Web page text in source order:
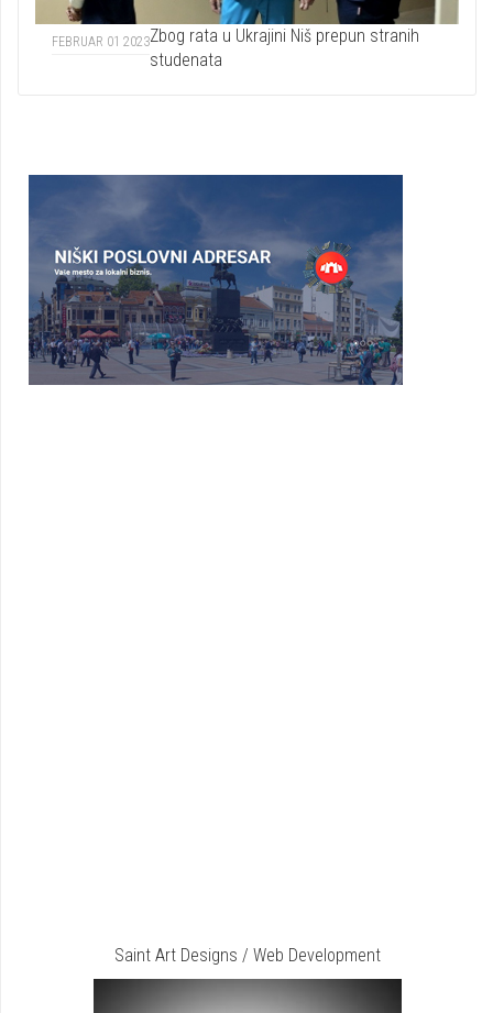
FEBRUAR 01 2023Zbog rata u Ukrajini Niš prepun stranih
studenata
Saint Art Designs / Web Development